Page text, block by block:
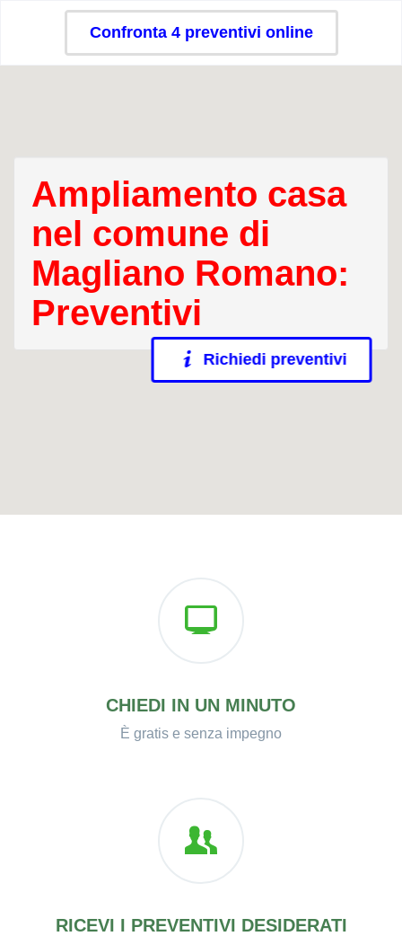
Confronta 4 preventivi online
Ampliamento casa
nel comune di
Magliano Romano:
Preventivi
Richiedi preventivi
CHIEDI IN UN MINUTO
È gratis e senza impegno
RICEVI I PREVENTIVI DESIDERATI